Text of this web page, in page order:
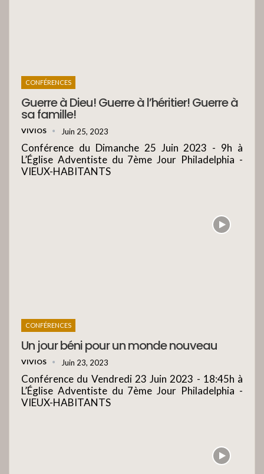
CONFÉRENCES
Guerre à Dieu! Guerre à l’héritier! Guerre à
sa famille!
VIVIOS Juin 25, 2023
Conférence du Dimanche 25 Juin 2023 - 9h à
L’Église Adventiste du 7ème Jour Philadelphia -
VIEUX-HABITANTS
CONFÉRENCES
Un jour béni pour un monde nouveau
VIVIOS Juin 23, 2023
Conférence du Vendredi 23 Juin 2023 - 18:45h à
L’Église Adventiste du 7ème Jour Philadelphia -
VIEUX-HABITANTS